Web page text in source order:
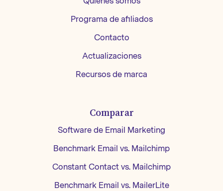
Programa de afiliados
Contacto
Actualizaciones
Recursos de marca
Comparar
Software de Email Marketing
Benchmark Email vs. Mailchimp
Constant Contact vs. Mailchimp
Benchmark Email vs. MailerLite